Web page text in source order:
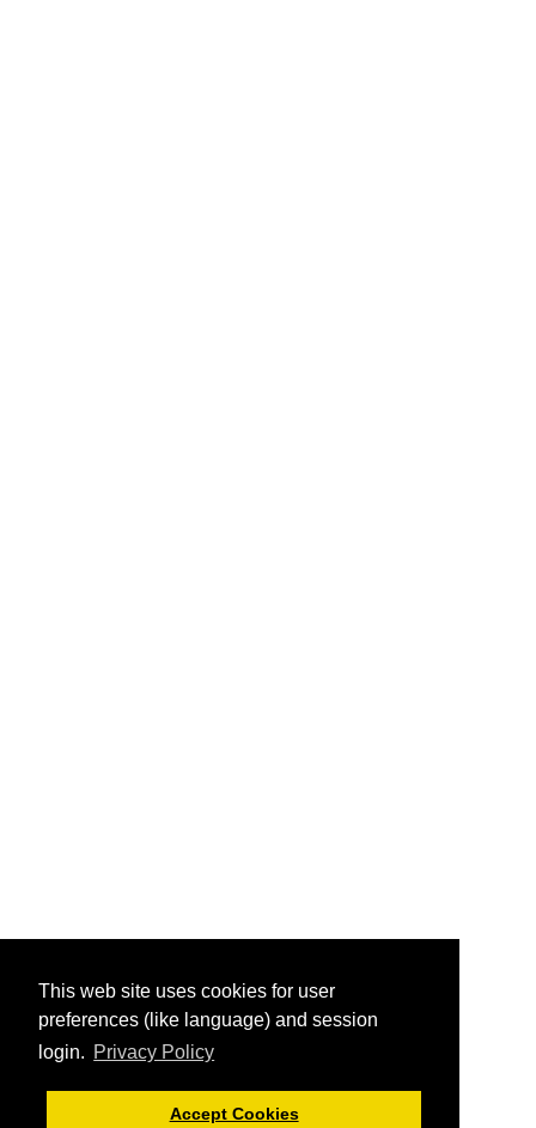
This web site uses cookies for user
preferences (like language) and session
login. Privacy Policy
Accept Cookies